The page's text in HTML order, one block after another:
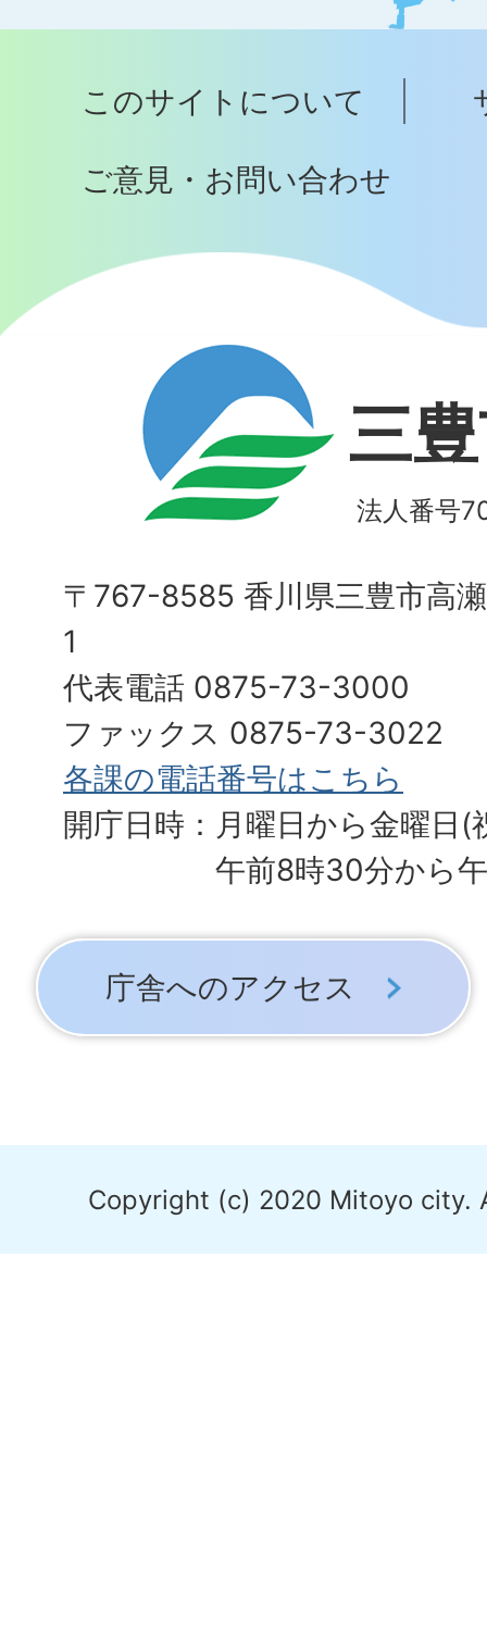
ッ
へ
このサイトについて
ご意見・お問い合わせ
三
法人番号
〒767-8585 香川県三豊市高
1
代表電話 0875-73-3000
ファックス 0875-73-3022
各課の電話番号はこちら
開庁日時：月曜日から金曜日(
午前8時30分から
庁舎へのアクセス
Copyright (c) 2020 Mitoyo city.